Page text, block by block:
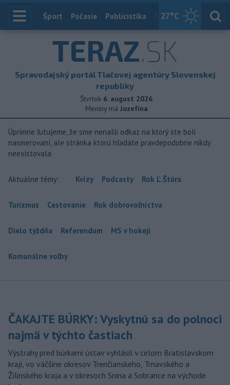
27°C
Index
Šport Počasie Publicistika Slovensko
TERAZ.SK
Spravodajský portál Tlačovej agentúry Slovenskej
republiky
Štvrtok 6. august 2026
Meniny má Jozefína
Úprimne ľutujeme, že sme nenašli odkaz na ktorý ste boli
nasmerovaní, ale stránka ktorú hľadáte pravdepodobne nikdy
neexistovala
Aktuálne témy: Kvízy Podcasty Rok Ľ.Štúra
Turizmus Cestovanie Rok dobrovoľníctva
Dielo týždňa Referendum MS v hokeji
Komunálne voľby
ČAKAJTE BÚRKY: Vyskytnú sa do polnoci
najmä v týchto častiach
Výstrahy pred búrkami ústav vyhlásil v celom Bratislavskom
kraji, vo väčšine okresov Trenčianskeho, Trnavského a
Žilinského kraja a v okresoch Snina a Sobrance na východe